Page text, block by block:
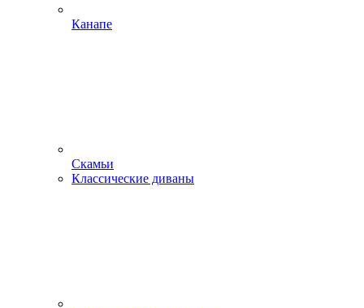
Канапе
Скамьи
Классические диваны